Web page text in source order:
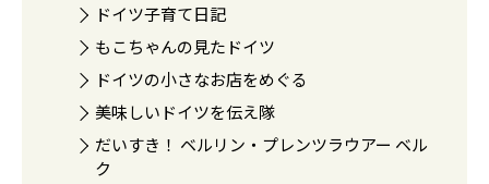
ドイツ子育て日記
もこちゃんの見たドイツ
ドイツの小さなお店をめぐる
美味しいドイツを伝え隊
だいすき！ ベルリン・プレンツラウアー ベル
ク